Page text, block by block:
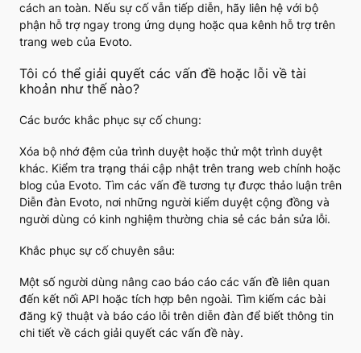
cách an toàn. Nếu sự cố vẫn tiếp diễn, hãy liên hệ với bộ
phận hỗ trợ ngay trong ứng dụng hoặc qua kênh hỗ trợ trên
trang web của Evoto.
Tôi có thể giải quyết các vấn đề hoặc lỗi về tài
khoản như thế nào?
Các bước khắc phục sự cố chung:
Xóa bộ nhớ đệm của trình duyệt hoặc thử một trình duyệt
khác. Kiểm tra trạng thái cập nhật trên trang web chính hoặc
blog của Evoto. Tìm các vấn đề tương tự được thảo luận trên
Diễn đàn Evoto, nơi những người kiểm duyệt cộng đồng và
người dùng có kinh nghiệm thường chia sẻ các bản sửa lỗi.
Khắc phục sự cố chuyên sâu:
Một số người dùng nâng cao báo cáo các vấn đề liên quan
đến kết nối API hoặc tích hợp bên ngoài. Tìm kiếm các bài
đăng kỹ thuật và báo cáo lỗi trên diễn đàn để biết thông tin
chi tiết về cách giải quyết các vấn đề này.